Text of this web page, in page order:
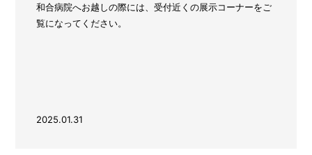
和合病院へお越しの際には、受付近くの展示コーナーをご
覧になってください。
2025.01.31